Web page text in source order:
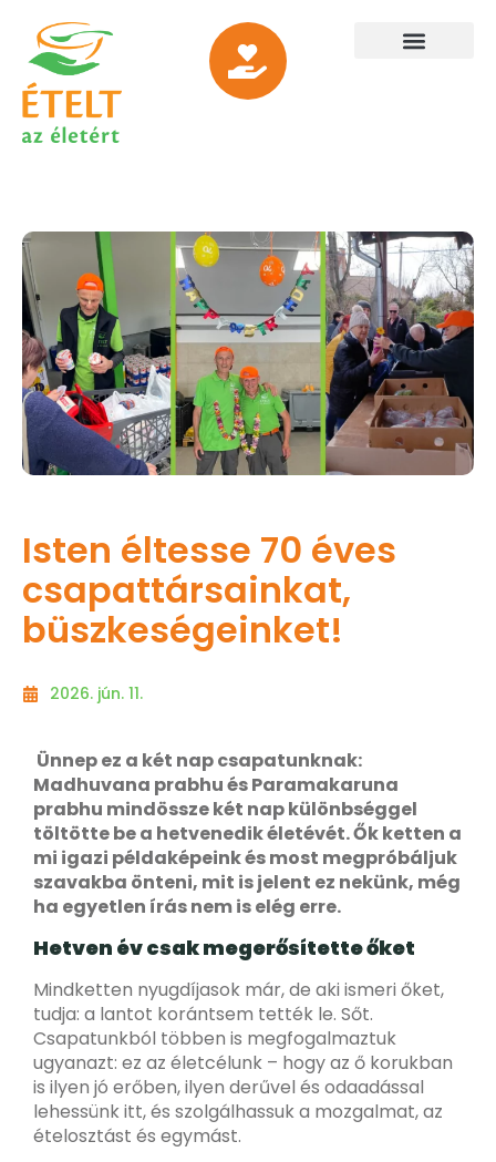
Isten éltesse 70 éves
csapattársainkat,
büszkeségeinket!
2026. jún. 11.
Ünnep ez a két nap csapatunknak:
Madhuvana prabhu és Paramakaruna
prabhu mindössze két nap különbséggel
töltötte be a hetvenedik életévét. Ők ketten a
mi igazi példaképeink és most megpróbáljuk
szavakba önteni, mit is jelent ez nekünk, még
ha egyetlen írás nem is elég erre.
Hetven év csak megerősítette őket
Mindketten nyugdíjasok már, de aki ismeri őket,
tudja: a lantot korántsem tették le. Sőt.
Csapatunkból többen is megfogalmaztuk
ugyanazt: ez az életcélunk – hogy az ő korukban
is ilyen jó erőben, ilyen derűvel és odaadással
lehessünk itt, és szolgálhassuk a mozgalmat, az
ételosztást és egymást.